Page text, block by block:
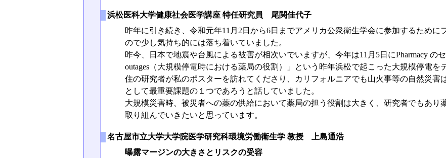
浜松医科大学健康社会医学講座 特任研究員 尾関佳代子
昨年に引き続き、令和元年11月2日から6日までアメリカ公衆衛生学会に参加するため
ので少し気持ち的には落ち着いていました。
昨今、日本で地震や台風による被害が相次いでいますが、今年は11月5日にPharmacy のセ
outages（大規模停電時における薬局の役割）」という昨年浜松で起こった大規模停電
住の研究者が私のポスターを訪れてくださり、カリフォルニアでも山火事等の自然災
として最重要課題の１つであろうと話していました。
大規模災害時、被災者への薬の供給において薬局の担う役割は大きく、研究者でもあ
取り組んでいきたいと思っています。
名古屋市立大学大学院医学研究科環境労働衛生学 教授 上島通浩
曝露マージンの大きさとリスクの受容